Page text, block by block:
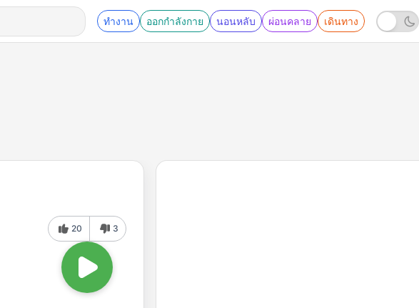
ทำงาน ออกกำลังกาย นอนหลับ ผ่อนคลาย เดินทาง
20 3